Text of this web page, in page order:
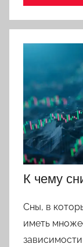
К чему
Сны, в
иметь